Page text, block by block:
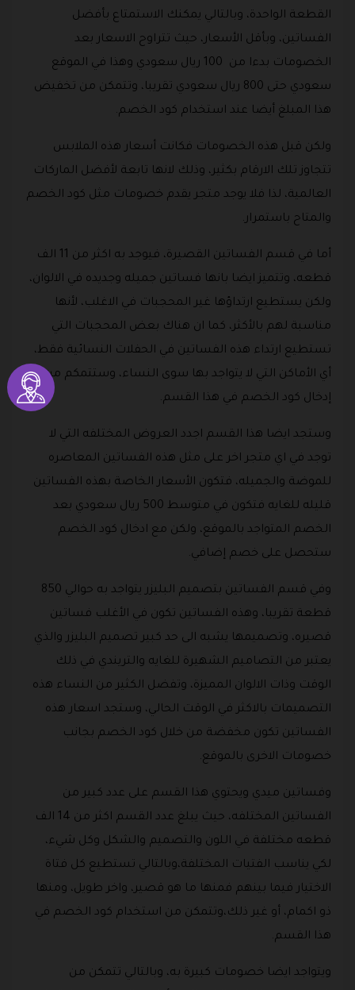
القطعة الواحدة، وبالتالي يمكنك الاستمتاع بأفضل
الفساتين، وبأقل الأسعار، حيث تتراوح الاسعار بعد
الخصومات بدءا من 100 ريال سعودي وهذا في الموقع
سعودي حتى 800 ريال سعودي تقريبا، وتتمكن من تخفيض
هذا المبلغ أيضا عند استخدام كود الخصم.
ولكن قبل هذه الخصومات فكانت أسعار هذه الملابس
تتجاوز تلك الارقام بكثير، وذلك لانها تابعة لأفضل الماركات
العالمية، لذا فلا يوجد متجر يقدم خصومات مثل كود الخصم
والمتاح باستمرار.
أما في قسم الفساتين القصيرة، فيوجد به اكثر من 11 الف
قطعه، وتتميز ايضا بانها فساتين جميله وجديده في الالوان،
ولكن يستطيع ارتداؤها غير المحجبات في الاغلب، لأنها
مناسبة لهم بالأكثر، كما ان هناك بعض المحجبات التي
تستطيع ارتداء هذه الفساتين في الحفلات النسائية فقط،
أي الأماكن التي لا يتواجد بها سوى النساء، وستتمكم من
إدخال كود الخصم في هذا القسم.
وستجد ايضا هذا القسم اجدد العروض المختلفه التي لا
توجد في اي متجر اخر على مثل هذه الفساتين المعاصره
للموضة والجميله، فتكون الأسعار الخاصة بهذه الفساتين
قليله للغايه فتكون في متوسط 500 ريال سعودي بعد
الخصم المتواجد بالموقع، ولكن مع ادخال كود الخصم
ستحصل على خصم إضافي.
وفي قسم الفساتين بتصميم البليزر يتواجد به حوالي 850
قطعة تقريبا، وهذه الفساتين تكون في الأغلب فساتين
قصيره، وتصميمها يشبه الى حد كبير تصميم البليزر والذي
يعتبر من التصاميم الشهيرة للغايه والتريندي في ذلك
الوقت وذات الالوان المميزة، وتفضل الكثير من النساء هذه
التصميمات بالاكثر في الوقت الحالي، وستجد اسعار هذه
الفساتين تكون مخفضة من خلال كود الخصم بجانب
خصومات الاخرى بالموقع.
وفساتين ميدي ويحتوي هذا القسم على عدد كبير من
الفساتين المختلفه، حيث يبلغ عدد القسم اكثر من 14 الف
قطعه مختلفة في اللون والتصميم والشكل وكل شيء،
لكي يناسب الفتيات المختلفة،وبالتالي تستطيع كل فتاة
الاختيار فيما بينهم فمنها ما هو قصير، واخر طويل، ومنها
ذو اكمام، أو غير ذلك،وتتمكن من استخدام كود الخصم في
هذا القسم.
ويتواجد ايضا خصومات كبيرة به، وبالتالي تتمكن من